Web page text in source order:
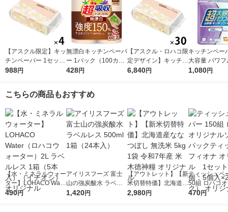
【アスクル限定】キッ
チンペーパー 1セット
（200組×4）スコッテ
タオル 日本製紙クレ
988円
無漂白キッチンペーパ
ー 1パック（100カッ
ト×2ロール）超吸収
428円
【アスクル・ロハコ限
定デザイン】キッチン
ペーパー スコッティ
6,840円
キッチンペー
大容量 パワ
巻 キッチン
1,080円
こちらの商品もおすすめ
【水・ミネラルウォー
ター】LOHACO Wate
r（ロハコウォータ
490円
アイリスフーズ 富士
山の強炭酸水 ラベル
レス 500ml 1箱（24
1,420円
【アウトレット】【新
米切替特価】北海道産
ななつぼし 無洗米 5k
2,980円
ティッシュペ
50組 ロハコ
ルソフトパッ
470円